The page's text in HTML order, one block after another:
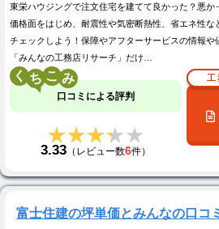
東栄ハウジングで注文住宅を建てて良かった？悪か
価格面をはじめ、耐震性や気密断熱性、省エネ性な
チェックしよう！保障やアフターサービスの情報や
「みんなの工務店リサーチ」だけ…
く こ
口コミによる評判
★★★★★
★★★★★
3.33 （レビュー数6件）
工
富士住建の坪単価とみんなの口コ